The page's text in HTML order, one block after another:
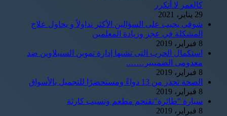
كالعمر لا أتكرر
29 يناير، 2021
شوقى يجيب على السؤالين الأكثر تداولاً و يحاول علاج
المشكلة في عجز وزيادة المعلمين
8 فبراير، 2019
استكمال الحرب التى تشنها إدارة تموين السنبلاوين ضد
معدومى الضمييير…….
8 فبراير، 2019
الصحة تحذر من 13 دواءً ومستحضرًا للتجميل بالأسواق
8 فبراير، 2019
سيارة "طائرة"تقتحم مطعم وتسبب كارثة
8 فبراير، 2019